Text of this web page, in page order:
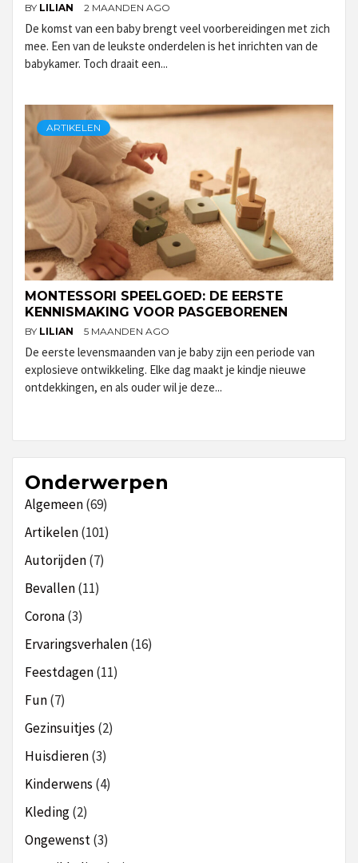
BY LILIAN 2 MAANDEN AGO
De komst van een baby brengt veel voorbereidingen met zich
mee. Een van de leukste onderdelen is het inrichten van de
babykamer. Toch draait een...
ARTIKELEN
MONTESSORI SPEELGOED: DE EERSTE
KENNISMAKING VOOR PASGEBORENEN
BY LILIAN 5 MAANDEN AGO
De eerste levensmaanden van je baby zijn een periode van
explosieve ontwikkeling. Elke dag maakt je kindje nieuwe
ontdekkingen, en als ouder wil je deze...
Onderwerpen
Algemeen(69)
Artikelen(101)
Autorijden(7)
Bevallen(11)
Corona(3)
Ervaringsverhalen(16)
Feestdagen(11)
Fun(7)
Gezinsuitjes (2)
Huisdieren(3)
Kinderwens (4)
Kleding(2)
Ongewenst(3)